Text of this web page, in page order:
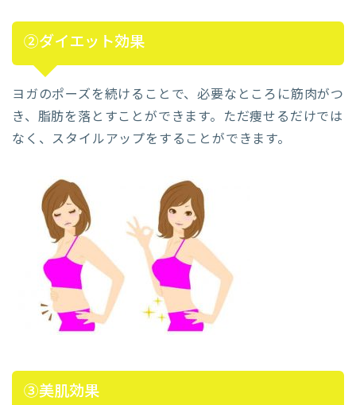
②ダイエット効果
ヨガのポーズを続けることで、必要なところに筋肉がつ
き、脂肪を落とすことができます。ただ痩せるだけでは
なく、スタイルアップをすることができます。
③美肌効果